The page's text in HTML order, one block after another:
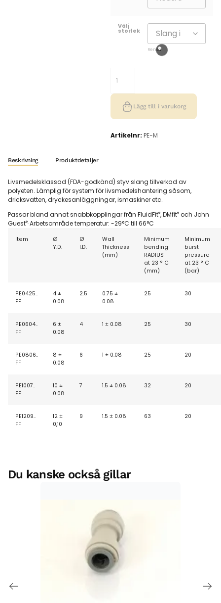
Välj
storlek
Rensa
Lägg till i varukorg
Artikelnr: PE-M
Beskrivning Produktdetaljer
Livsmedelsklassad (FDA-godkänd) styv slang tillverkad av
polyeten. Lämplig för system för livsmedelshantering såsom,
dricksvatten, dryckesanläggningar, ismaskiner etc.
Passar bland annat snabbkopplingar från FluidFit®, DMfit® och John
Guest®.Arbetsområde temperatur: -29°C till 66°C
Item
Ø
Y.D.
Ø
I.D.
Wall
Thickness
(mm)
Minimum
bending
RADIUS
at 23 ° C
(mm)
Minimum
burst
pressure
at 23 ° C
(bar)
PE0425..
FF
4 ±
0.08
2.5
0.75 ±
0.08
25 30
PE0604..
FF
6 ±
0.08
4 1 ± 0.08 25 30
PE0806..
FF
8 ±
0.08
6 1 ± 0.08 25 20
PE1007..
FF
10 ±
0.08
7 1.5 ± 0.08 32 20
PE1209..
FF
12 ±
0,10
9 1.5 ± 0.08 63 20
Du kanske också gillar